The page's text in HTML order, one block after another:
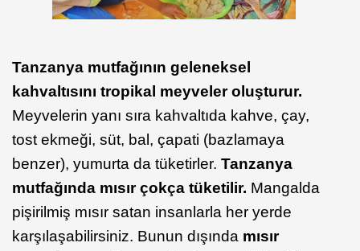
Tanzanya mutfağının geleneksel
kahvaltısını tropikal meyveler oluşturur.
Meyvelerin yanı sıra kahvaltıda kahve, çay,
tost ekmeği, süt, bal, çapati (bazlamaya
benzer), yumurta da tüketirler. Tanzanya
mutfağında mısır çokça tüketilir. Mangalda
pişirilmiş mısır satan insanlarla her yerde
karşılaşabilirsiniz. Bunun dışında mısır